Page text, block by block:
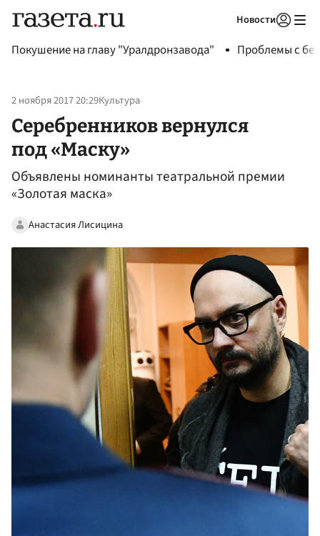
Новости
Покушение на главу "Уралдронзавода" Проблемы с
2 ноября 2017 20:29Культура
Серебренников вернулся
под «Маску»
Объявлены номинанты театральной премии
«Золотая маска»
Анастасия Лисицина